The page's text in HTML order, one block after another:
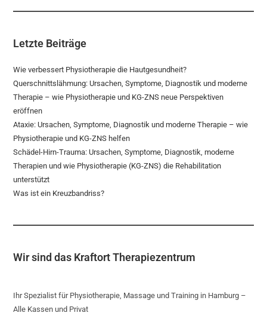
Letzte Beiträge
Wie verbessert Physiotherapie die Hautgesundheit?
Querschnittslähmung: Ursachen, Symptome, Diagnostik und moderne
Therapie – wie Physiotherapie und KG-ZNS neue Perspektiven
eröffnen
Ataxie: Ursachen, Symptome, Diagnostik und moderne Therapie – wie
Physiotherapie und KG-ZNS helfen
Schädel-Hirn-Trauma: Ursachen, Symptome, Diagnostik, moderne
Therapien und wie Physiotherapie (KG-ZNS) die Rehabilitation
unterstützt
Was ist ein Kreuzbandriss?
Wir sind das Kraftort Therapiezentrum
Ihr Spezialist für Physiotherapie, Massage und Training in Hamburg –
Alle Kassen und Privat